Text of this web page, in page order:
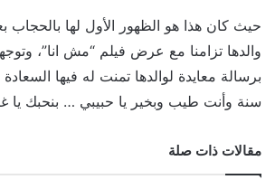
حيث كان هذا هو الظهور الأول لها بالحجاب
والدها تزامنا مع عرض فيلم “مش انا”،
برسالة معايدة لوالدها تمنت له فيها
سنة وأنت طيب وبخير يا حبيبي … بنحبك يا
مقالات ذات صلة